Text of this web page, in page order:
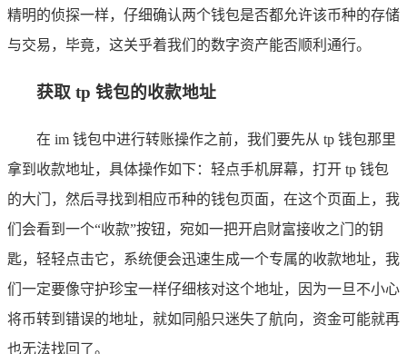
精明的侦探一样，仔细确认两个钱包是否都允许该币种的存储
与交易，毕竟，这关乎着我们的数字资产能否顺利通行。
获取 tp 钱包的收款地址
在 im 钱包中进行转账操作之前，我们要先从 tp 钱包那里
拿到收款地址，具体操作如下：轻点手机屏幕，打开 tp 钱包
的大门，然后寻找到相应币种的钱包页面，在这个页面上，我
们会看到一个“收款”按钮，宛如一把开启财富接收之门的钥
匙，轻轻点击它，系统便会迅速生成一个专属的收款地址，我
们一定要像守护珍宝一样仔细核对这个地址，因为一旦不小心
将币转到错误的地址，就如同船只迷失了航向，资金可能就再
也无法找回了。